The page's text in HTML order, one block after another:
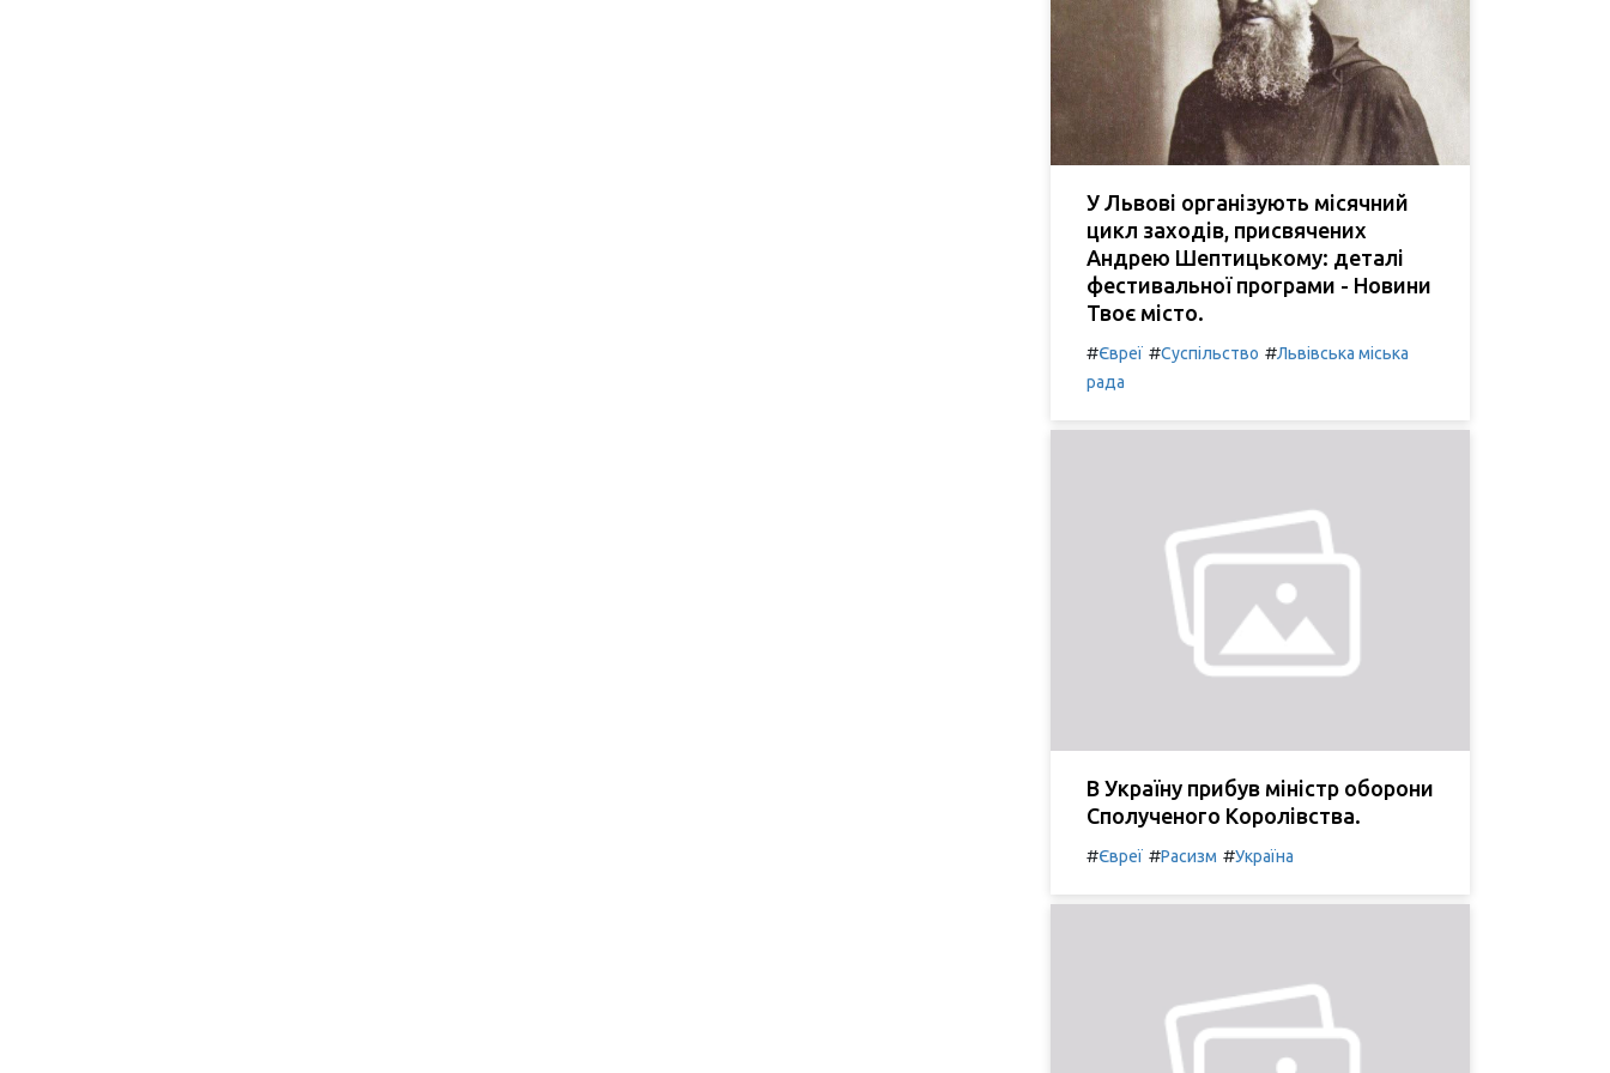
У Львові організують місячний
цикл заходів, присвячених
Андрею Шептицькому: деталі
фестивальної програми - Новини
Твоє місто.
#Євреї #Суспільство #Львівська міська
рада
В Україну прибув міністр оборони
Сполученого Королівства.
#Євреї #Расизм #Україна